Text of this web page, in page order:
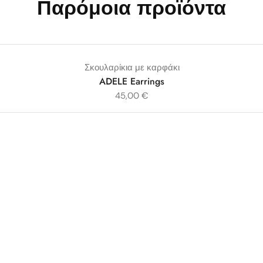
Παρόμοια προϊόντα
Σκουλαρίκια με καρφάκι
ADELE Earrings
45,00 €